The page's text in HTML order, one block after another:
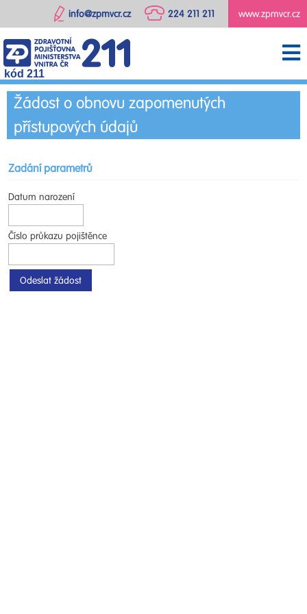
www.zpmvcr.cz
224 211 211
info@zpmvcr.cz
kód 211
Žádost o obnovu zapomenutých
přístupových údajů
Zadání parametrů
Datum narození
Číslo průkazu pojištěnce